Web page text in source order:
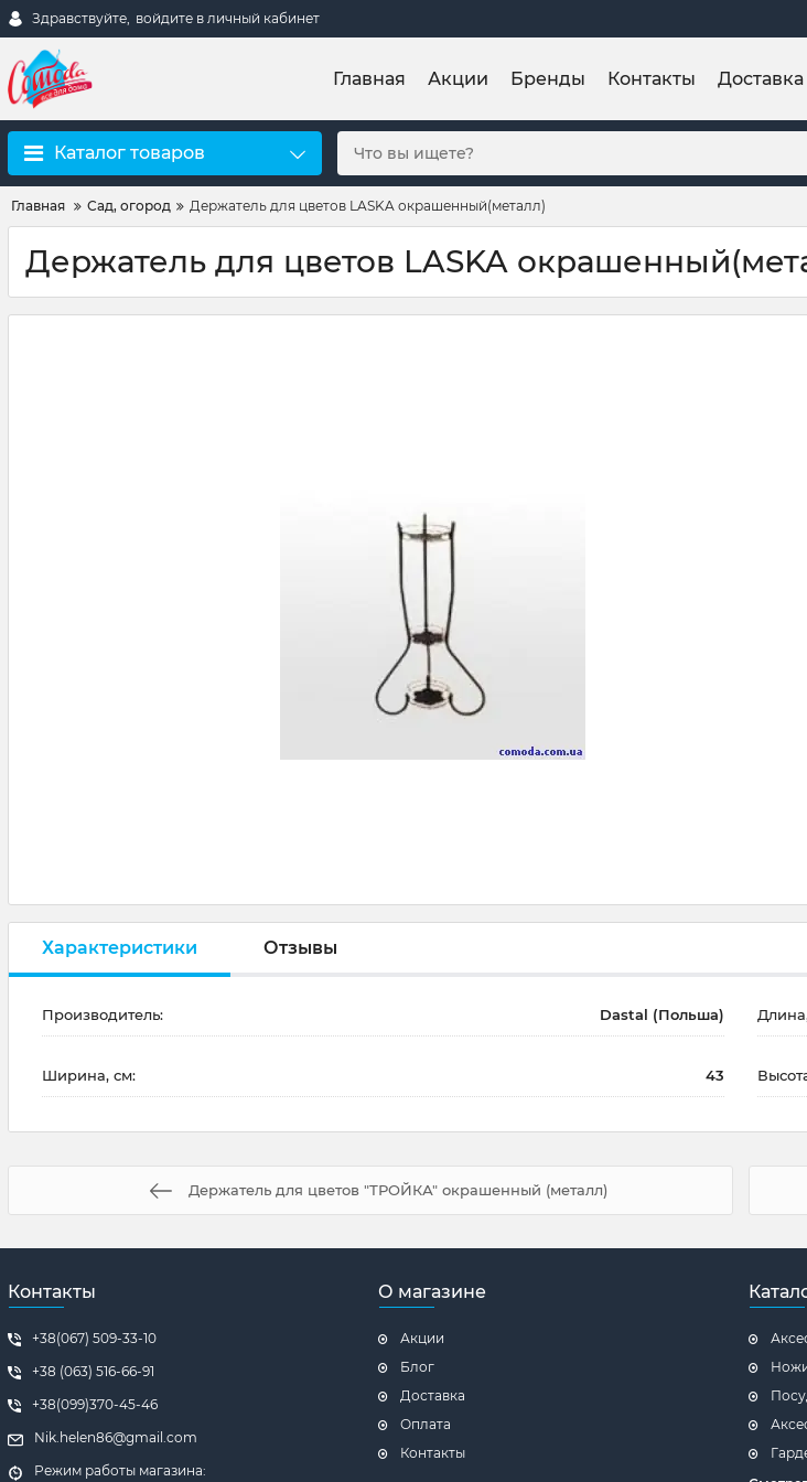
Здравствуйте, войдите в личный кабинет
Главная Акции Бренды Контакты Доставка
Каталог товаров
Главная Сад, огород Держатель для цветов LASKA окрашенный(металл)
Держатель для цветов LASKA
Характеристики Отзывы
Производитель: Dastal (Польша)
Ширина, см: 43
Держатель для цветов "ТРОЙКА" окрашенный (металл)
Контакты
+38(067) 509-33-10
+38 (063) 516-66-91
+38(099)370-45-46
Nik.helen86@gmail.com
Режим работы магазина:
О магазине
Акции
Блог
Доставка
Оплата
Контакты